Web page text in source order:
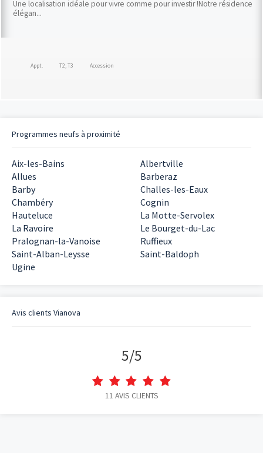
Une localisation idéale pour vivre comme pour investir !Notre résidence
élégan...
Appt. T2, T3 Accession
Programmes neufs à proximité
Aix-les-Bains
Albertville
Allues
Barberaz
Barby
Challes-les-Eaux
Chambéry
Cognin
Hauteluce
La Motte-Servolex
La Ravoire
Le Bourget-du-Lac
Pralognan-la-Vanoise
Ruffieux
Saint-Alban-Leysse
Saint-Baldoph
Ugine
Avis clients Vianova
5/5
11 AVIS CLIENTS